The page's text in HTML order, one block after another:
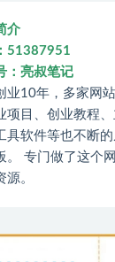
介
51387951
：亮叔笔记
业10年，多家网
项目、创业教程
具软件等也不断
。 专门做了这个
源。